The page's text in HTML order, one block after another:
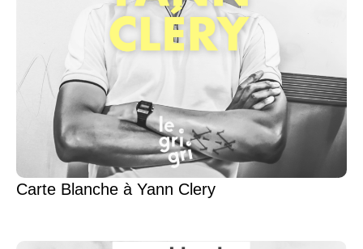
Carte Blanche à Yann Clery